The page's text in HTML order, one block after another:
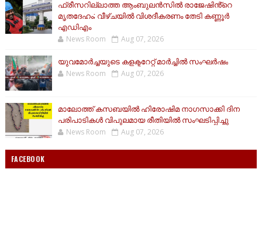
ഫ്രീസറില്ലാത്ത ആംബുലൻസിൽ രാജേഷിൻ്റെ
മൃതദേഹം; വീഴ്ചയിൽ വിശദീകരണം തേടി കണ്ണൂർ
എഡിഎം
News Room Aug 07, 2026
യുവമോര്‍ച്ചയുടെ കളക്ടറേറ്റ് മാര്‍ച്ചില്‍ സംഘര്‍ഷം
News Room Aug 07, 2026
മാലോത്ത് കസബയിൽ ഹിരോഷിമ നാഗസാക്കി ദിന
പരിപാടികൾ വിപുലമായ രീതിയിൽ സംഘടിപ്പിച്ചു
News Room Aug 07, 2026
FACEBOOK